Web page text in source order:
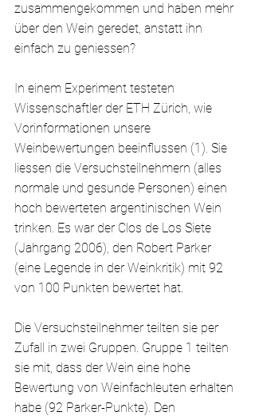
zusammengekommen und haben mehr
über den Wein geredet, anstatt ihn
einfach zu geniessen?
In einem Experiment testeten
Wissenschaftler der ETH Zürich, wie
Vorinformationen unsere
Weinbewertungen beeinflussen (1). Sie
liessen die Versuchsteilnehmern (alles
normale und gesunde Personen) einen
hoch bewerteten argentinischen Wein
trinken. Es war der Clos de Los Siete
(Jahrgang 2006), den Robert Parker
(eine Legende in der Weinkritik) mit 92
von 100 Punkten bewertet hat.
Die Versuchsteilnehmer teilten sie per
Zufall in zwei Gruppen. Gruppe 1 teilten
sie mit, dass der Wein eine hohe
Bewertung von Weinfachleuten erhalten
habe (92 Parker-Punkte). Den